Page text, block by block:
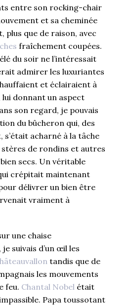
entre son rocking-chair
et sa cheminée
plus que de raison, avec
fraîchement coupées.
du soir ne l’intéressait
admirer les luxuriantes
et éclairaient à
lui donnant un aspect
son regard, je pouvais
du bûcheron qui, des
s’était acharné à la tâche
stères de rondins et autres
secs. Un véritable
crépitait maintenant
délivrer un bien être
vraiment à
une chaise
suivais d’un œil les
tandis que de
les mouvements
feu. Chantal Nobel était
Papa toussotant